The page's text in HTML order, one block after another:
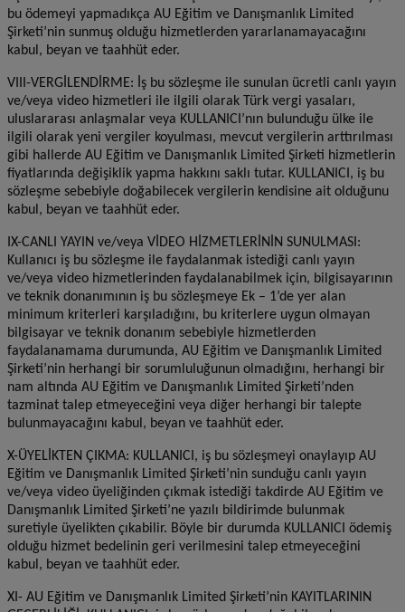
bu ödemeyi yapmadıkça AU Eğitim ve Danışmanlık Limited
Şirketi’nin sunmuş olduğu hizmetlerden yararlanamayacağını
kabul, beyan ve taahhüt eder.
VIII-VERGİLENDİRME: İş bu sözleşme ile sunulan ücretli canlı yayın
ve/veya video hizmetleri ile ilgili olarak Türk vergi yasaları,
uluslararası anlaşmalar veya KULLANICI’nın bulunduğu ülke ile
ilgili olarak yeni vergiler koyulması, mevcut vergilerin arttırılması
gibi hallerde AU Eğitim ve Danışmanlık Limited Şirketi hizmetlerin
fiyatlarında değişiklik yapma hakkını saklı tutar. KULLANICI, iş bu
sözleşme sebebiyle doğabilecek vergilerin kendisine ait olduğunu
kabul, beyan ve taahhüt eder.
IX-CANLI YAYIN ve/veya VİDEO HİZMETLERİNİN SUNULMASI:
Kullanıcı iş bu sözleşme ile faydalanmak istediği canlı yayın
ve/veya video hizmetlerinden faydalanabilmek için, bilgisayarının
ve teknik donanımının iş bu sözleşmeye Ek – 1’de yer alan
minimum kriterleri karşıladığını, bu kriterlere uygun olmayan
bilgisayar ve teknik donanım sebebiyle hizmetlerden
faydalanamama durumunda, AU Eğitim ve Danışmanlık Limited
Şirketi’nin herhangi bir sorumluluğunun olmadığını, herhangi bir
nam altında AU Eğitim ve Danışmanlık Limited Şirketi’nden
tazminat talep etmeyeceğini veya diğer herhangi bir talepte
bulunmayacağını kabul, beyan ve taahhüt eder.
X-ÜYELİKTEN ÇIKMA: KULLANICI, iş bu sözleşmeyi onaylayıp AU
Eğitim ve Danışmanlık Limited Şirketi’nin sunduğu canlı yayın
ve/veya video üyeliğinden çıkmak istediği takdirde AU Eğitim ve
Danışmanlık Limited Şirketi’ne yazılı bildirimde bulunmak
suretiyle üyelikten çıkabilir. Böyle bir durumda KULLANICI ödemiş
olduğu hizmet bedelinin geri verilmesini talep etmeyeceğini
kabul, beyan ve taahhüt eder.
XI- AU Eğitim ve Danışmanlık Limited Şirketi’nin KAYITLARININ